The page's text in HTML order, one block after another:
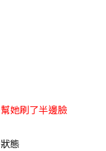
她刷了半邊臉
態